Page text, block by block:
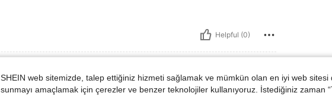
Helpful (0)
SHEIN web sitemizde, talep ettiğiniz hizmeti sağlamak ve mümkün olan en iyi web sitesi
sunmayı amaçlamak için çerezler ve benzer teknolojiler kullanıyoruz. İstediğiniz zaman